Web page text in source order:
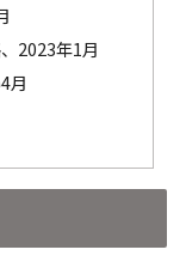
2023年1月
月